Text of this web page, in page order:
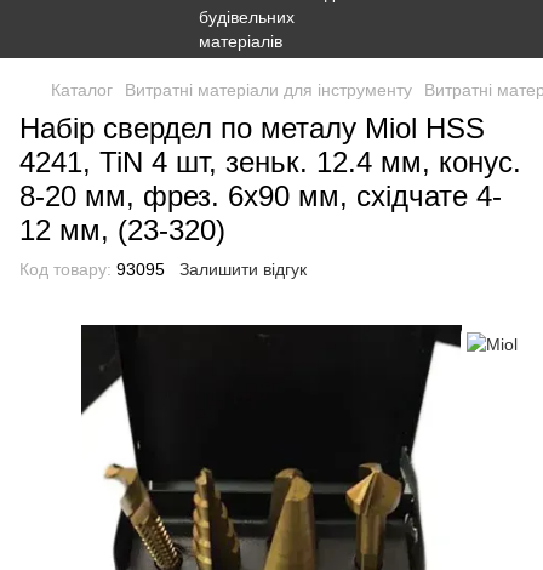
Каталог Витратні матеріали для інструменту Витратні
Набір свердел по металу Miol HSS
4241, TiN 4 шт, зеньк. 12.4 мм, конус.
8-20 мм, фрез. 6х90 мм, східчате 4-
12 мм, (23-320)
Код товару: 93095 Залишити відгук